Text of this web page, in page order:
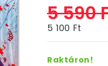
5 590
5 100 Ft
Raktáron!